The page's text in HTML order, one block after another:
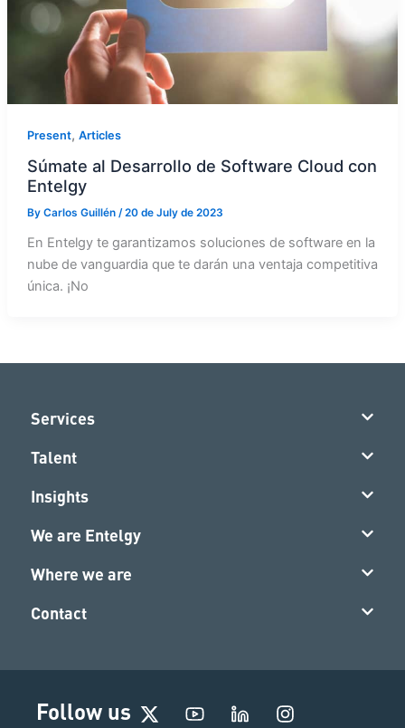
Present, Articles
Súmate al Desarrollo de Software Cloud con
Entelgy
By Carlos Guillén /20 de July de 2023
En Entelgy te garantizamos soluciones de software en la
nube de vanguardia que te darán una ventaja competitiva
única. ¡No
Services
Talent
Insights
We are Entelgy
Where we are
Contact
Follow us
I